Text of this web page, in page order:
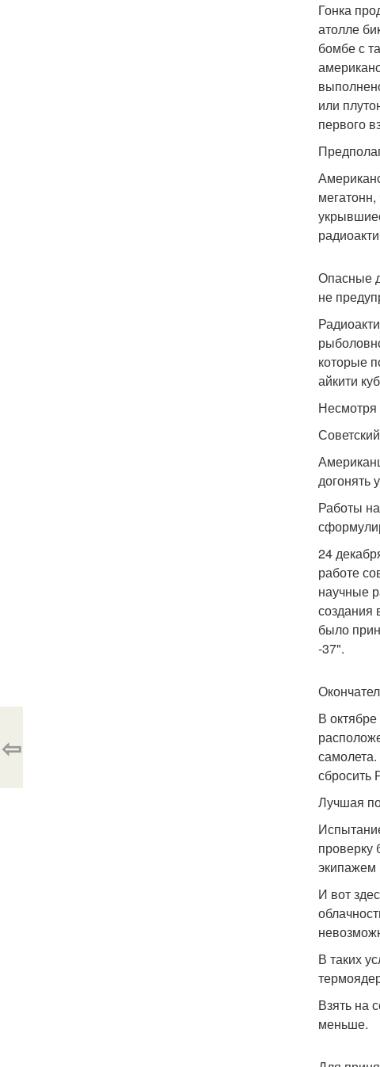
Гонка
атолле
бомбе с
или
первого
Опасные
не
которые
айкити
Несмотря
догонять
Работы
24
работе
научные
создания
было
-37".
В
сбросить
Лучшая
проверку
экипажем
И вот
В таких
Взять на
меньше.
⇦